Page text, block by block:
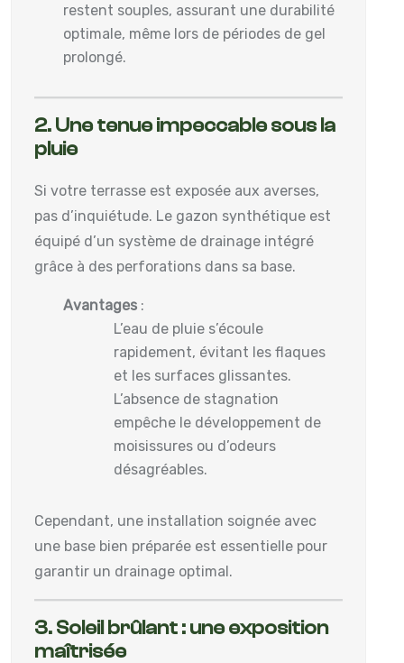
restent souples, assurant une durabilité
optimale, même lors de périodes de gel
prolongé.
2. Une tenue impeccable sous la
pluie
Si votre terrasse est exposée aux averses,
pas d’inquiétude. Le gazon synthétique est
équipé d’un système de drainage intégré
grâce à des perforations dans sa base.
Avantages :
L’eau de pluie s’écoule
rapidement, évitant les flaques
et les surfaces glissantes.
L’absence de stagnation
empêche le développement de
moisissures ou d’odeurs
désagréables.
Cependant, une installation soignée avec
une base bien préparée est essentielle pour
garantir un drainage optimal.
3. Soleil brûlant : une exposition
maîtrisée